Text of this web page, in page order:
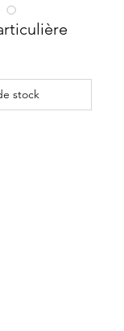
stock